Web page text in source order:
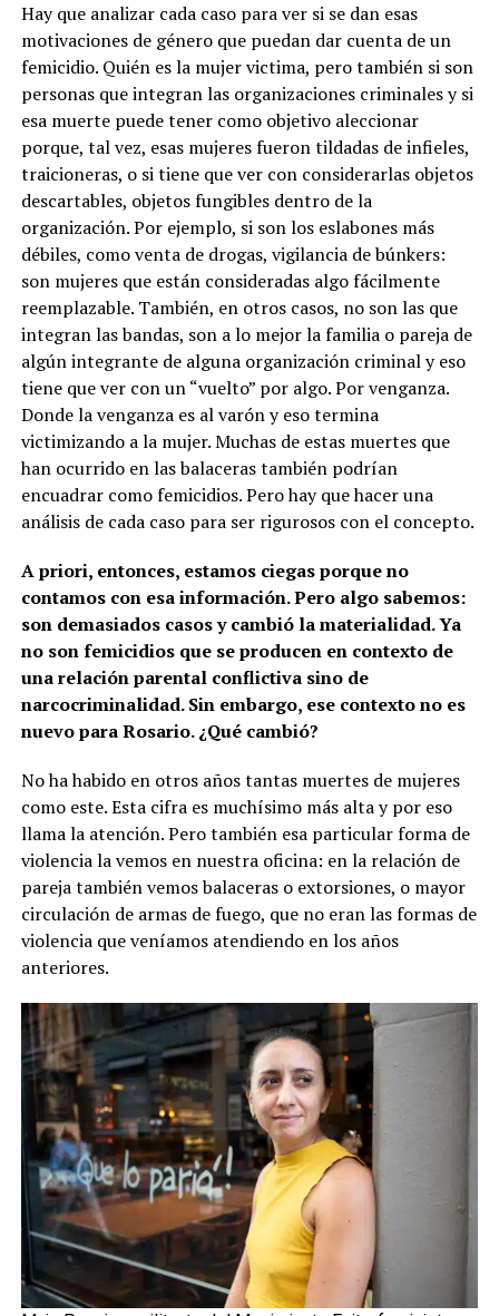
Hay que analizar cada caso para ver si se dan esas
motivaciones de género que puedan dar cuenta de un
femicidio. Quién es la mujer victima, pero también si son
personas que integran las organizaciones criminales y si
esa muerte puede tener como objetivo aleccionar
porque, tal vez, esas mujeres fueron tildadas de infieles,
traicioneras, o si tiene que ver con considerarlas objetos
descartables, objetos fungibles dentro de la
organización. Por ejemplo, si son los eslabones más
débiles, como venta de drogas, vigilancia de búnkers:
son mujeres que están consideradas algo fácilmente
reemplazable. También, en otros casos, no son las que
integran las bandas, son a lo mejor la familia o pareja de
algún integrante de alguna organización criminal y eso
tiene que ver con un “vuelto” por algo. Por venganza.
Donde la venganza es al varón y eso termina
victimizando a la mujer. Muchas de estas muertes que
han ocurrido en las balaceras también podrían
encuadrar como femicidios. Pero hay que hacer una
análisis de cada caso para ser rigurosos con el concepto.
A priori, entonces, estamos ciegas porque no
contamos con esa información. Pero algo sabemos:
son demasiados casos y cambió la materialidad. Ya
no son femicidios que se producen en contexto de
una relación parental conflictiva sino de
narcocriminalidad. Sin embargo, ese contexto no es
nuevo para Rosario. ¿Qué cambió?
No ha habido en otros años tantas muertes de mujeres
como este. Esta cifra es muchísimo más alta y por eso
llama la atención. Pero también esa particular forma de
violencia la vemos en nuestra oficina: en la relación de
pareja también vemos balaceras o extorsiones, o mayor
circulación de armas de fuego, que no eran las formas de
violencia que veníamos atendiendo en los años
anteriores.